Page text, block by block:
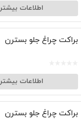
اطلاعات بیشتر
براکت چراغ جلو بسترن
اطلاعات بیشتر
براکت چراغ جلو بسترن